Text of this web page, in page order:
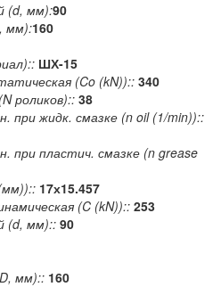
(d, мм):90
мм):160
ШХ-15
(Co (kN))::340
роликов):: 38
при жидк. смазке (n oil (1/min))::
при пластич. смазке (n grease
17х15.457
(C (kN))::253
(d, мм):: 90
мм):: 160